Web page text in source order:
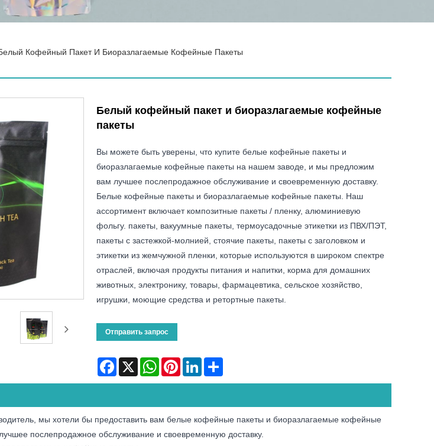
Кофейный Пакет И Биоразлагаемые Кофейные Пакеты
Белый кофейный пакет и биоразлагаемые кофейные
пакеты
Вы можете быть уверены, что купите белые кофейные пакеты и
биоразлагаемые кофейные пакеты на нашем заводе, и мы предложим
вам лучшее послепродажное обслуживание и своевременную доставку.
Белые кофейные пакеты и биоразлагаемые кофейные пакеты. Наш
ассортимент включает композитные пакеты / пленку, алюминиевую
фольгу. пакеты, вакуумные пакеты, термоусадочные этикетки из ПВХ/ПЭТ,
пакеты с застежкой-молнией, стоячие пакеты, пакеты с заголовком и
этикетки из жемчужной пленки, которые используются в широком спектре
отраслей, включая продукты питания и напитки, корма для домашних
животных, электронику, товары, фармацевтика, сельское хозяйство,
игрушки, моющие средства и ретортные пакеты.
Отправить запрос
Facebook
X WhatsAppPinterestLinkedInShare
мы хотели бы предоставить вам белые кофейные пакеты и биоразлагаемые кофейные
послепродажное обслуживание и своевременную доставку.